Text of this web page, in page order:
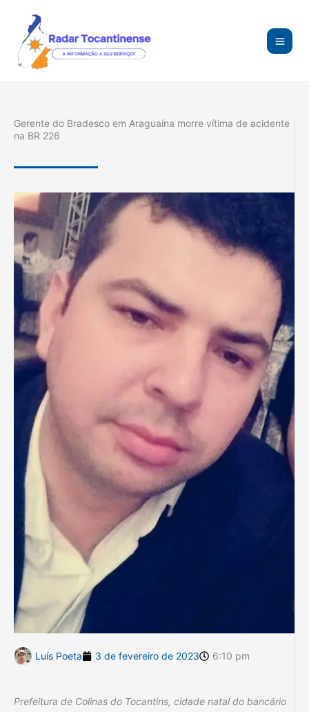
conteúdo
Gerente do Bradesco em Araguaína morre vítima de acidente
na BR 226
Luís Poeta 3 de fevereiro de 2023 6:10 pm
Prefeitura de Colinas do Tocantins, cidade natal do bancário